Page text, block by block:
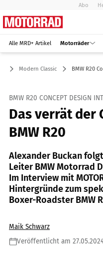
Abo
Alle MRD+ Artikel Motorräder
Modern Classic BMW R20
BMW R20 CONCEPT DESIGN
Das verrät der
BMW R20
Alexander Buckan
Leiter BMW Motorrad
Im Interview mit
Hintergründe zum
Boxer-Roadster BMW
Maik Schwarz
Veröffentlicht am